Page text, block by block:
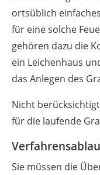
ortsüblich
für eine solche
gehören dazu die
ein Leichenhaus
das Anlegen des
Nicht
für die laufende
Sie müssen die